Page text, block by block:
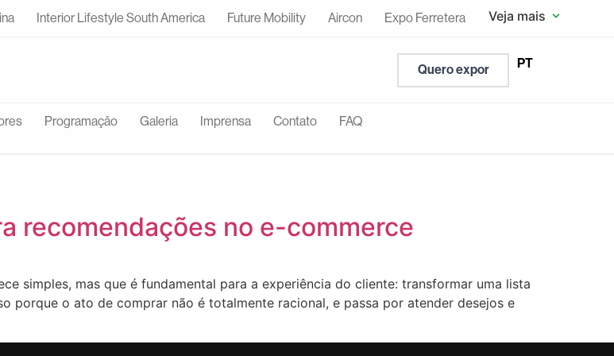
Interior Lifestyle South America Future Mobility Aircon Expo Ferretera Veja mais
Quero expor PT
ES
Programação Galeria Imprensa Contato FAQ
recomendações no e-commerce
simples, mas que é fundamental para a experiência do cliente: transformar uma lista
porque o ato de comprar não é totalmente racional, e passa por atender desejos e